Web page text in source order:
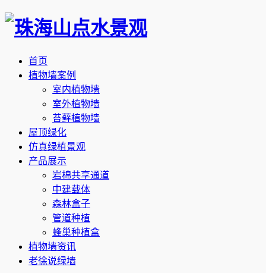
首页
植物墙案例
室内植物墙
室外植物墙
苔藓植物墙
屋顶绿化
仿真绿植景观
产品展示
岩棉共享通道
中建载体
森林盒子
管道种植
蜂巢种植盒
植物墙资讯
老徐说绿墙